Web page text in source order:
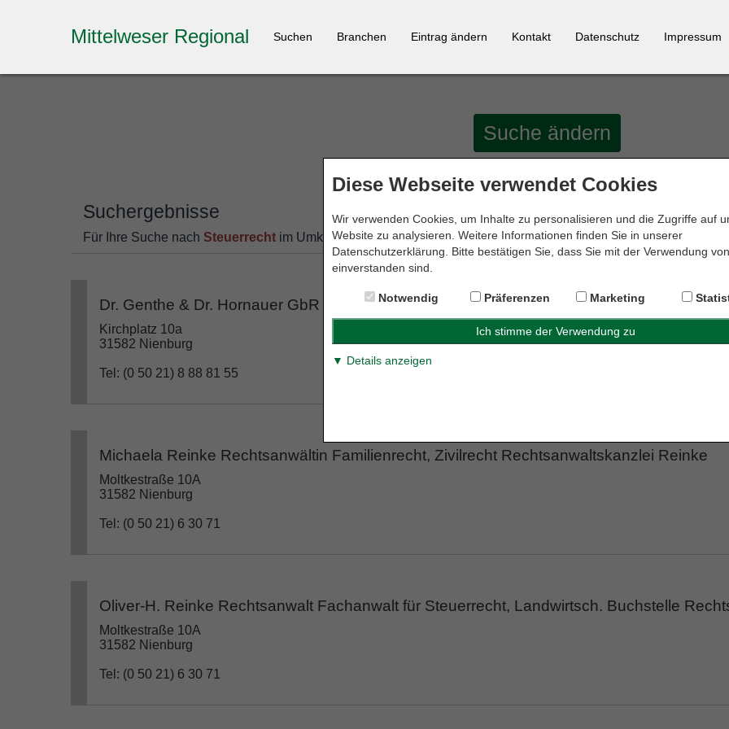
Diese Webseite verwendet Cookies
Wir verwenden Cookies, um Inhalte zu personalisieren und die Zugriffe auf
Website zu analysieren. Weitere Informationen finden Sie in unserer
Datenschutzerklärung. Bitte bestätigen Sie, dass Sie mit der Verwendung
einverstanden sind.
Notwendig Präferenzen Marketing
▼ Details anzeigen
Mittelweser Regional Suchen Branchen Eintrag ändern Kontakt Datenschutz Impressum
Suche ändern
Suchergebnisse
Für Ihre Suche nach Steuerrecht im Umkreis von10 kmum31582 Nienburgwurden3 Ergebnissegefunden.
Dr. Genthe & Dr. Hornauer GbR
Kirchplatz 10a
31582 Nienburg
Tel: (0 50 21) 8 88 81 55
Michaela Reinke Rechtsanwältin Familienrecht, Zivilrecht Rechtsanwaltskanzlei Reinke
Moltkestraße 10A
31582 Nienburg
Tel: (0 50 21) 6 30 71
Oliver-H. Reinke Rechtsanwalt Fachanwalt für Steuerrecht, Landwirtsch. Buchstelle
Moltkestraße 10A
31582 Nienburg
Tel: (0 50 21) 6 30 71